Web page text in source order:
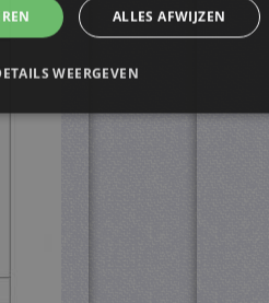
ALLES AFWIJZEN
WEERGEVEN
de website mogelijk, zoals
cookies.